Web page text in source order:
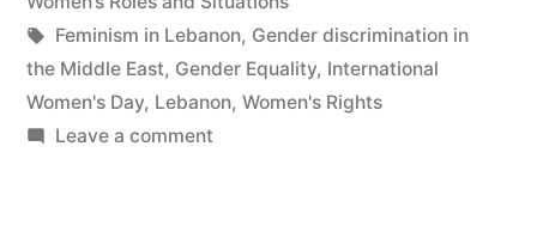
Tags:
Feminism in Lebanon, Gender discrimination in
the Middle East, Gender Equality, International
Women's Day, Lebanon, Women's Rights
Leave a commenton